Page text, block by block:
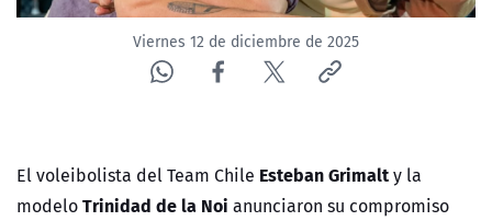
ÁREA DE PROYECTOS
Viernes 12 de diciembre de 2025
El voleibolista delTeam Chile Esteban Grimalty la
modeloTrinidad de la Noi anunciaron su compromiso